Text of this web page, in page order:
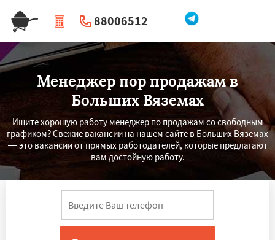
88006512
| Перезвоните мне
Менеджер пор продажам в
Больших Вяземах
Ищите хорошую работу менеджер по продажам со свободным
графиком? Свежие вакансии на нашем сайте в Больших Вяземах
— это вакансии от прямых работодателей, которые предлагают
вам достойную работу.